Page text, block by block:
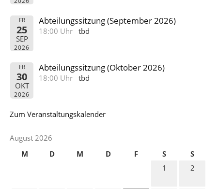
FR
25
SEP
2026
Abteilungssitzung (September 2026)
18:00 Uhr tbd
FR
30
OKT
2026
Abteilungssitzung (Oktober 2026)
18:00 Uhr tbd
Zum Veranstaltungskalender
August 2026
M
D M D F S
S
1
2